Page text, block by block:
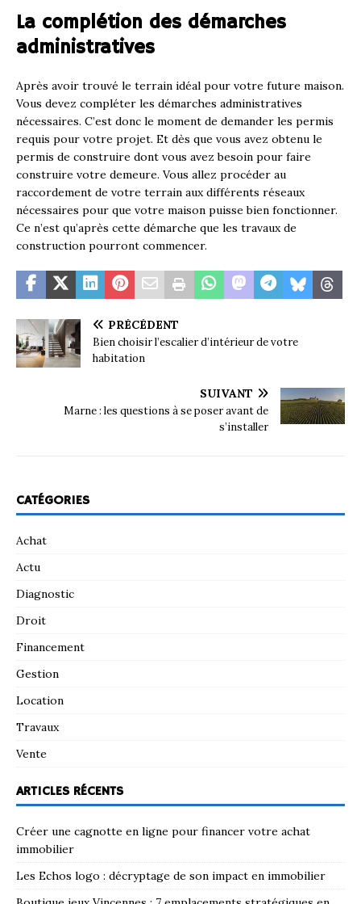
La complétion des démarches
administratives
Après avoir trouvé le terrain idéal pour votre future maison.
Vous devez compléter les démarches administratives
nécessaires. C’est donc le moment de demander les permis
requis pour votre projet. Et dès que vous avez obtenu le
permis de construire dont vous avez besoin pour faire
construire votre demeure. Vous allez procéder au
raccordement de votre terrain aux différents réseaux
nécessaires pour que votre maison puisse bien fonctionner.
Ce n’est qu’après cette démarche que les travaux de
construction pourront commencer.
PRÉCÉDENT
Bien choisir l’escalier d’intérieur de votre
habitation
SUIVANT
Marne : les questions à se poser avant de
s’installer
CATÉGORIES
Achat
Actu
Diagnostic
Droit
Financement
Gestion
Location
Travaux
Vente
ARTICLES RÉCENTS
Créer une cagnotte en ligne pour financer votre achat
immobilier
Les Echos logo : décryptage de son impact en immobilier